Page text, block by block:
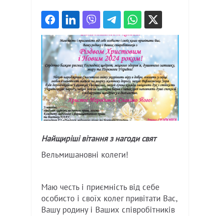
Найщиріші вітання з нагоди свят
Вельмишановні колеги!
Маю честь і приємність від себе
особисто і своїх колег привітати Вас,
Вашу родину і Ваших співробітників